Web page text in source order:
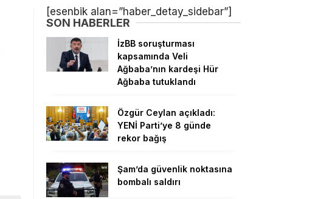
[esenbik alan=”haber_detay_sidebar”]
SON HABERLER
İzBB soruşturması
kapsamında Veli
Ağbaba’nın kardeşi Hür
Ağbaba tutuklandı
Özgür Ceylan açıkladı:
YENİ Parti’ye 8 günde
rekor bağış
Şam’da güvenlik noktasına
bombalı saldırı